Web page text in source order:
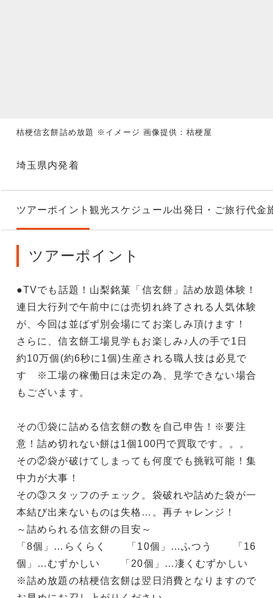
桔梗信玄餅詰め放題 ※イメージ 画像提供：桔梗屋
埼玉県内発着
ツアーポイント 観光スケジュール出発日・ご旅行代金
ツアーポイント
●TVでも話題！山梨銘菓「信玄餅」詰め放題体験！
連日大行列で午前中には売切れ終了される人気体験
が、今回は並ばず別会場にてお楽しみ頂けます！
さらに、信玄餅工場見学もお楽しみ♪人の手で1日
約10万個(約6秒に1個)生産される職人技は必見で
す ※工場の稼働日は未定の為、見学できない場合
もございます。
その①袋に詰める信玄餅の数を自己申告！※要注
意！詰め切れない餅は1個100円で買取です。。。
その②袋が破けてしまっても何度でも挑戦可能！集
中力が大事！
その③スタッフのチェック。袋破れや詰めた袋が一
本結び出来ないものは失格…。再チャレンジ！
～詰められる信玄餅の目安～
「8個」…らくらく 「10個」…ふつう 「16
個」…むずかしい 「20個」…凄くむずかしい
※詰め放題の桔梗信玄餅は翌日消費となりますので